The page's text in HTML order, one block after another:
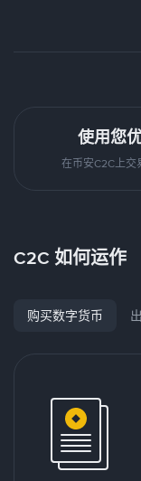
使用您
在币安C2C上交
C2C 如何运作
购买数字货币